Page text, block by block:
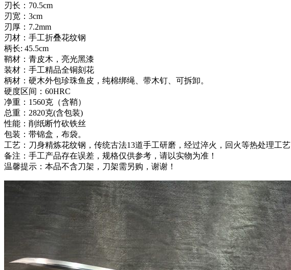
刃长：70.5cm
刃宽：3cm
刃厚：7.2mm
刃材：手工折叠花纹钢
柄长: 45.5cm
鞘材：青皮木，亮光黑漆
装材：手工精品全铜刻花
柄材：硬木外包珍珠鱼皮，纯棉绑绳、带木钉、可拆卸。
硬度区间：60HRC
净重：1560克（含鞘）
总重：2820克(含包装)
性能：削纸断竹砍铁丝
包装：带锦盒，布袋。
工艺：刀身精炼花纹钢，传统古法13道手工研磨，经过淬火，回火等热处理工艺
备注：手工产品存在误差，规格仅供参考，请以实物为准！
温馨提示：本品不含刀架，刀架需另购，谢谢！